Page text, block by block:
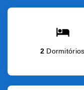
2 Dormitórios